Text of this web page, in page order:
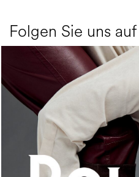
Folgen Sie uns